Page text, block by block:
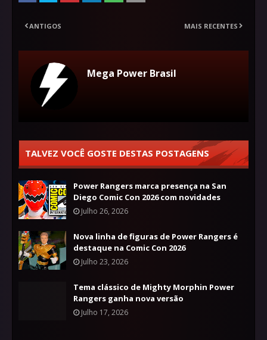
MAIS RECENTES
ANTIGOS
Mega Power Brasil
TALVEZ VOCÊ GOSTE DESTAS POSTAGENS
Power Rangers marca presença na San
Diego Comic Con 2026 com novidades
Julho 26, 2026
Nova linha de figuras de Power Rangers é
destaque na Comic Con 2026
Julho 23, 2026
Tema clássico de Mighty Morphin Power
Rangers ganha nova versão
Julho 17, 2026